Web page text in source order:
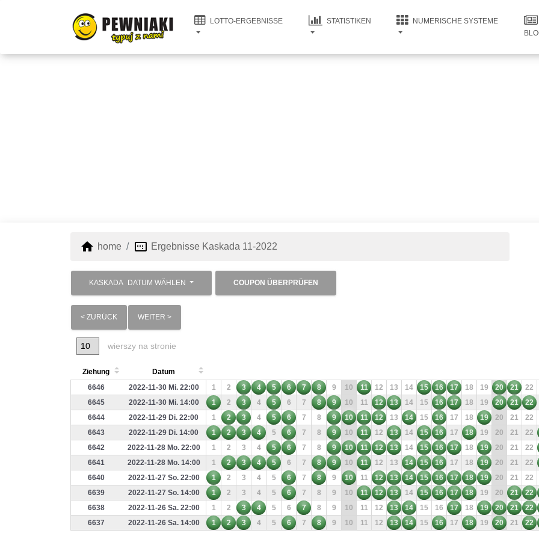
LOTTO-ERGEBNISSE STATISTIKEN
NUMERISCHE SYSTEME
home home image_aspect_ratio Ergebnisse Kaskada 11-2022
KASKADA DATUM WÄHLEN COUPON ÜBERPRÜFEN
< ZURÜCK WEITER >
wierszy na stronie
Ziehung
Datum
6646
2022-11-30 Mi. 22:00 1 2 3 4 5 6 7 8 9 10 11 12 13 14 15 16 17 18 19 20 21 22
6645
2022-11-30 Mi. 14:00 1 2 3 4 5 6 7 8 9 10 11 12 13 14 15 16 17 18 19 20 21 22
6644
2022-11-29 Di. 22:00 1 2 3 4 5 6 7 8 9 10 11 12 13 14 15 16 17 18 19 20 21 22
6643
2022-11-29 Di. 14:00 1 2 3 4 5 6 7 8 9 10 11 12 13 14 15 16 17 18 19 20 21 22
6642
2022-11-28 Mo. 22:00 1 2 3 4 5 6 7 8 9 10 11 12 13 14 15 16 17 18 19 20 21 22
6641
2022-11-28 Mo. 14:00 1 2 3 4 5 6 7 8 9 10 11 12 13 14 15 16 17 18 19 20 21 22
6640
2022-11-27 So. 22:00 1 2 3 4 5 6 7 8 9 10 11 12 13 14 15 16 17 18 19 20 21 22
6639
2022-11-27 So. 14:00 1 2 3 4 5 6 7 8 9 10 11 12 13 14 15 16 17 18 19 20 21 22
6638
2022-11-26 Sa. 22:00 1 2 3 4 5 6 7 8 9 10 11 12 13 14 15 16 17 18 19 20 21 22
6637
2022-11-26 Sa. 14:00 1 2 3 4 5 6 7 8 9 10 11 12 13 14 15 16 17 18 19 20 21 22